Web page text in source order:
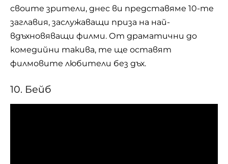
своите зрители, днес ви представяме 10-те
заглавия, заслужаващи приза на най-
вдъхновяващи филми. От драматични до
комедийни такива, те ще оставят
филмовите любители без дъх.
10. Бейб